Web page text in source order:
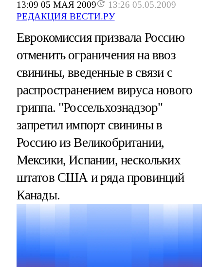
13:09 05 МАЯ 2009
13:26 05.05.2009
РЕДАКЦИЯ ВЕСТИ.РУ
Еврокомиссия призвала Россию
отменить ограничения на ввоз
свинины, введенные в связи с
распространением вируса нового
гриппа. "Россельхознадзор"
запретил импорт свинины в
Россию из Великобритании,
Мексики, Испании, нескольких
штатов США и ряда провинций
Канады.